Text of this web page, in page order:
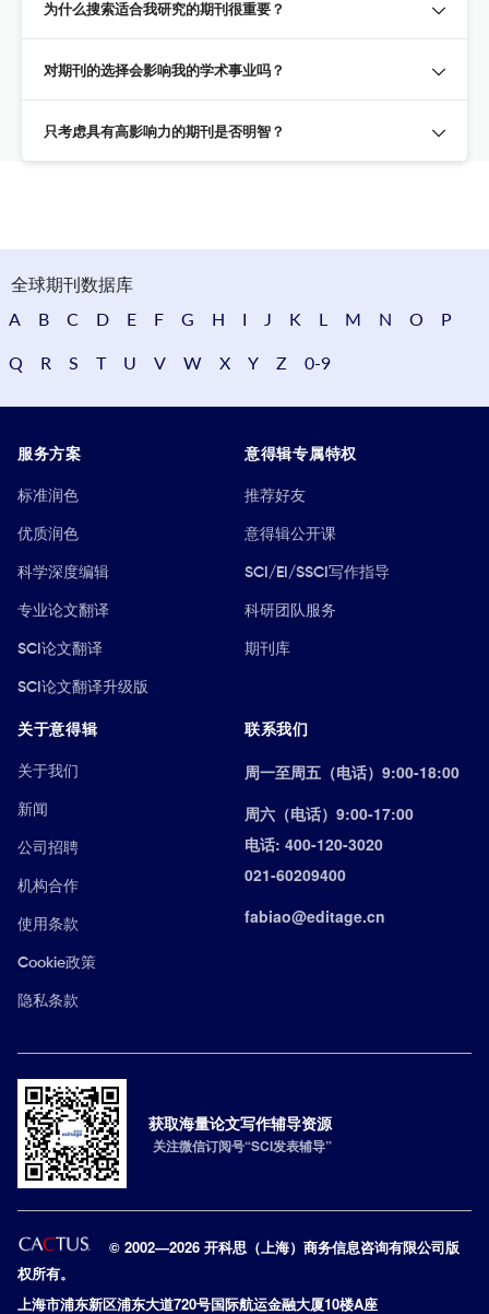
为什么搜索适合我研究的期刊很重要？
对期刊的选择会影响我的学术事业吗？
只考虑具有高影响力的期刊是否明智？
全球期刊数据库
A
B C D E F G H I J K L M N O P
Q R S T U V W X Y Z 0-9